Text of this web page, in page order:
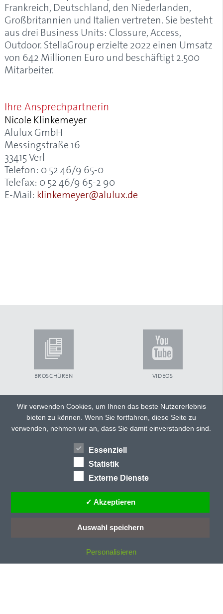
Frankreich, Deutschland, den Niederlanden,
Großbritannien und Italien vertreten. Sie besteht
aus drei Business Units: Clossure, Access,
Outdoor. StellaGroup erzielte 2022 einen Umsatz
von 642 Millionen Euro und beschäftigt 2.500
Mitarbeiter.
Ihre Ansprechpartnerin
Nicole Klinkemeyer
Alulux GmbH
Messingstraße 16
33415 Verl
Telefon: 0 52 46/9 65-0
Telefax: 0 52 46/9 65-2 90
E-Mail: klinkemeyer@alulux.de
BROSCHÜREN VIDEOS
HÄNDLERSUCHE
TWITTER FACEBOOK
Wir verwenden Cookies, um Ihnen das beste Nutzererlebnis
bieten zu können. Wenn Sie fortfahren, diese Seite zu
verwenden, nehmen wir an, dass Sie damit einverstanden sind.
Essenziell
Statistik
Externe Dienste
✓ Akzeptieren
Auswahl speichern
Personalisieren